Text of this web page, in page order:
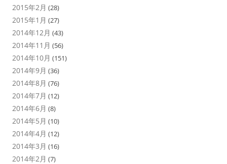
2015年2月 (28)
2015年1月 (27)
2014年12月 (43)
2014年11月 (56)
2014年10月 (151)
2014年9月 (36)
2014年8月 (76)
2014年7月 (12)
2014年6月 (8)
2014年5月 (10)
2014年4月 (12)
2014年3月 (16)
2014年2月 (7)